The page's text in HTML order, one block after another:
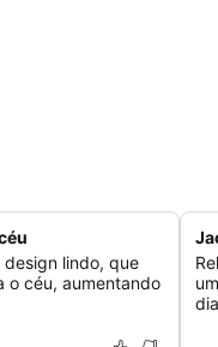
design lindo, que
o céu, aumentando